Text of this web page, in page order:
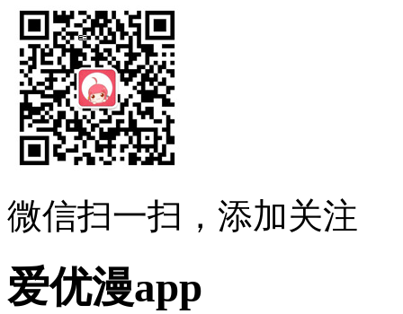
微信扫一扫，添加关注
爱优漫app